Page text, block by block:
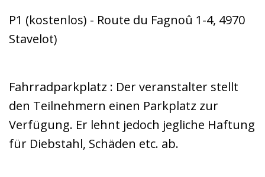
P1 (kostenlos) - Route du Fagnoû 1-4, 4970
Stavelot)
Fahrradparkplatz : Der veranstalter stellt
den Teilnehmern einen Parkplatz zur
Verfügung. Er lehnt jedoch jegliche Haftung
für Diebstahl, Schäden etc. ab.